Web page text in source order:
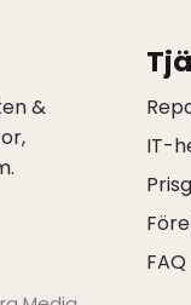
&
IT-
FAQ